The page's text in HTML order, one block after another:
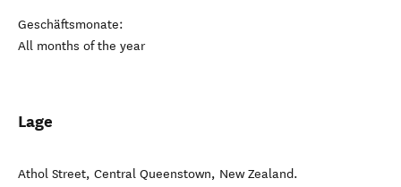
Geschäftsmonate:
All months of the year
Lage
Athol Street, Central Queenstown, New Zealand.